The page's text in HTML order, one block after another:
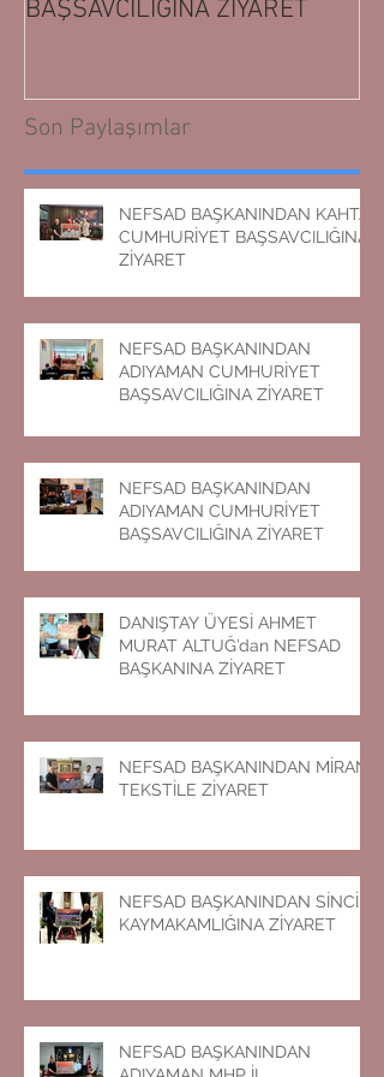
BAŞSAVCILIĞINA ZİYARET
Son Paylaşımlar
NEFSAD BAŞKANINDAN KAHTA
CUMHURİYET BAŞSAVCILIĞINA
ZİYARET
NEFSAD BAŞKANINDAN
ADIYAMAN CUMHURİYET
BAŞSAVCILIĞINA ZİYARET
NEFSAD BAŞKANINDAN
ADIYAMAN CUMHURİYET
BAŞSAVCILIĞINA ZİYARET
DANIŞTAY ÜYESİ AHMET
MURAT ALTUĞ’dan NEFSAD
BAŞKANINA ZİYARET
NEFSAD BAŞKANINDAN MİRAN
TEKSTİLE ZİYARET
NEFSAD BAŞKANINDAN SİNCİK
KAYMAKAMLIĞINA ZİYARET
NEFSAD BAŞKANINDAN